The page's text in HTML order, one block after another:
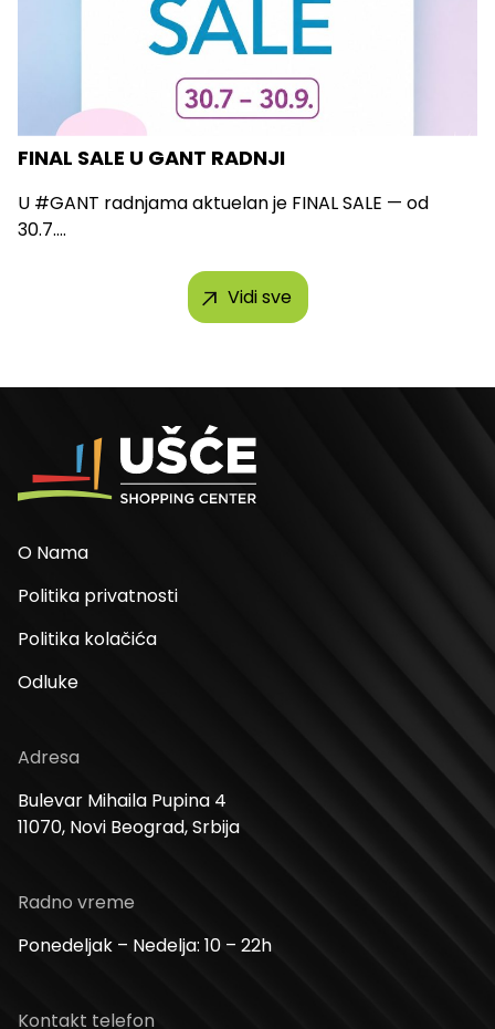
FINAL SALE U GANT RADNJI
U #GANT radnjama aktuelan je FINAL SALE — od
30.7....
Vidi sve
O Nama
Politika privatnosti
Politika kolačića
Odluke
Adresa
Bulevar Mihaila Pupina 4
11070, Novi Beograd, Srbija
Radno vreme
Ponedeljak – Nedelja: 10 – 22h
Kontakt telefon